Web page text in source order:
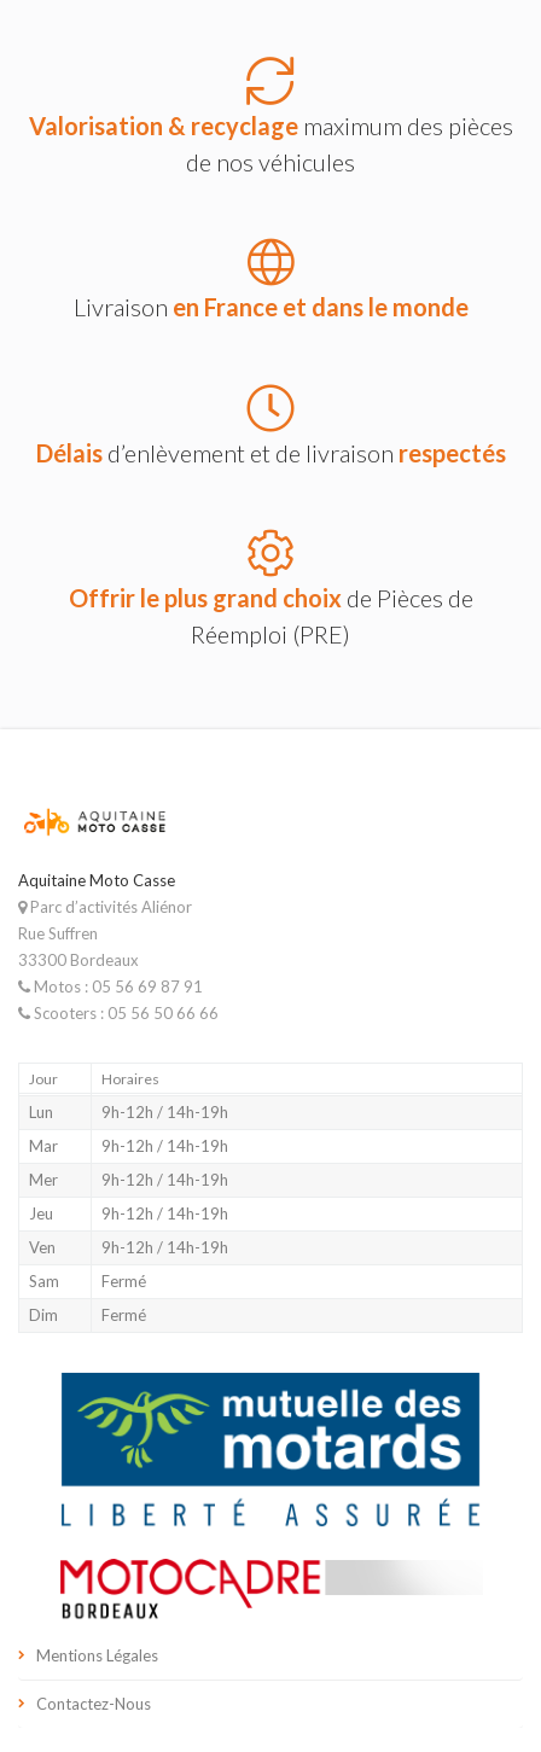
Valorisation & recyclagemaximum des pièces
de nos véhicules
Livraison en France et dans le monde
Délaisd’enlèvement et de livraison respectés
Offrir le plus grand choixde Pièces de
Réemploi (PRE)
Aquitaine Moto Casse
Parc d’activités Aliénor
Rue Suffren
33300 Bordeaux
Motos : 05 56 69 87 91
Scooters : 05 56 50 66 66
Jour Horaires
Lun
9h-12h / 14h-19h
Mar
9h-12h / 14h-19h
Mer
9h-12h / 14h-19h
Jeu
9h-12h / 14h-19h
Ven
9h-12h / 14h-19h
Sam
Fermé
Dim
Fermé
Mentions Légales
Contactez-Nous